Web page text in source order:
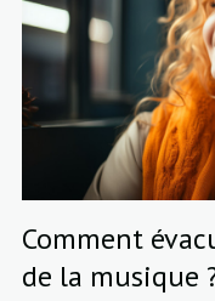
Comment
de la musique